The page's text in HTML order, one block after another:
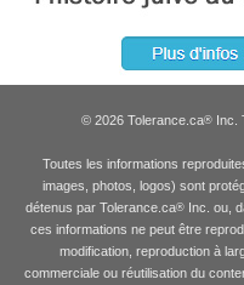
© 2026 Tolerance.ca®Inc.
Toutes les informations
images, photos, logos) sont
détenus par Tolerance.ca® Inc. ou,
ces informations ne peut être
modification, reproduction à
commerciale ou réutilisation du